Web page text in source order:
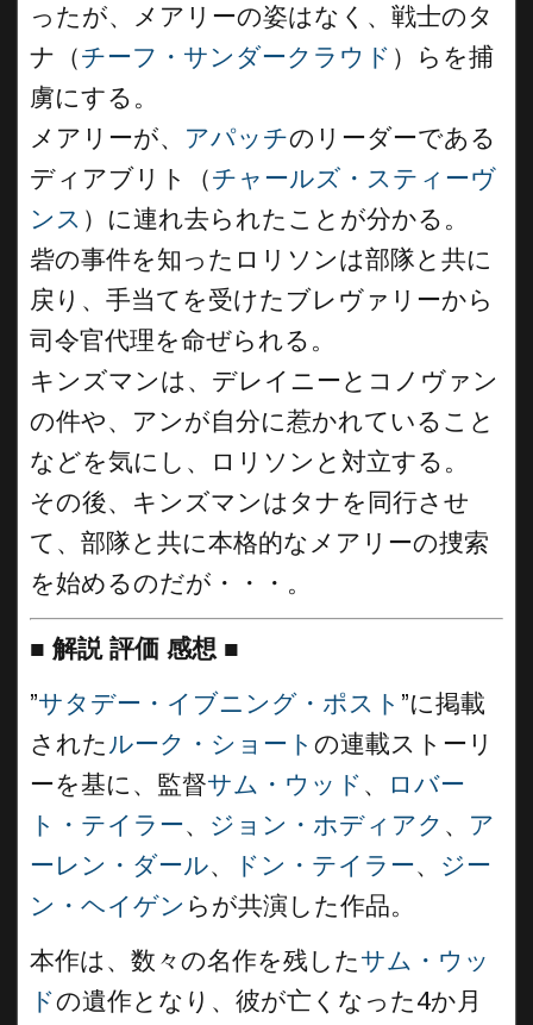
ったが、メアリーの姿はなく、戦士のタ
ナ（チーフ・サンダークラウド ）らを捕
虜にする。
メアリーが、 アパッチのリーダーである
ディアブリト（チャールズ・スティーヴ
ンス ）に連れ去られたことが分かる。
砦の事件を知ったロリソンは部隊と共に
戻り、手当てを受けたブレヴァリーから
司令官代理を命ぜられる。
キンズマンは、デレイニーとコノヴァン
の件や、アンが自分に惹かれていること
などを気にし、ロリソンと対立する。
その後、キンズマンはタナを同行させ
て、部隊と共に本格的なメアリーの捜索
を始めるのだが・・・。
■ 解説 評価 感想 ■
”サタデー・イブニング・ポスト ”に掲載
されたルーク・ショート の連載ストーリ
ーを基に、監督サム・ウッド 、
ロバー
ト・テイラー、 ジョン・ホディアク 、 ア
ーレン・ダール、 ドン・テイラー、 ジー
ン・ヘイゲン らが共演した作品。
本作は、数々の名作を残したサム・ウッ
ドの遺作となり、彼が亡くなった4か月